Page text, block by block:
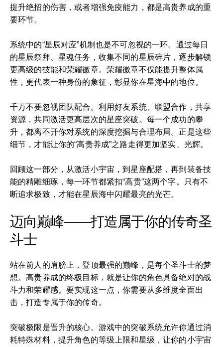
提升绝招的伤害，或者增强免疫能力，都是高贵养成的重
要环节。
系统中的“星辰对应”机制也是不可忽视的一环。通过每日
的星辰祭拜、星魂任务，收集不同的星辰碎片，逐步解锁
更高级的技能和荣耀徽章。荣耀徽章不仅能提升整体属
性，更代表一种身份的象征，彰显你在星海中的地位。
千万不要忽视团队配合。利用好友系统、联盟合作，共享
资源，共同激活更高层次的星座突破。每一个成功的攀
升，都离不开你对系统的深度挖掘与合理布局。正是这些
细节，才能让你的“高贵养成”之路走得更加坚实、光辉。
回顾这一部分，从激活小宇宙，到星座配搭，再到装备技
能的精雕细琢，每一环节都紧扣“高贵”这两个字。只有不
断追求极致，才能在星辰海中闪耀最亮的光芒。
迈向巅峰——打造属于你的传奇圣
斗士
站在前人的肩膀上，登顶最强的巅峰，是每个圣斗士的梦
想。高贵养成的终极目标，就是让你的角色具备绝对的战
斗力和荣耀感。要实现这一点，你需要从多维度全面出
击，打造专属于你的传奇。
突破极限是晋升的核心。游戏中的突破系统允许你通过消
耗特殊材料，提升角色的等级上限和星级，让你的小宇宙